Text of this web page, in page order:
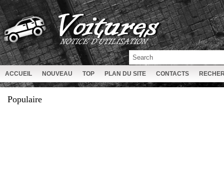
ACCUEIL NOUVEAU TOP PLAN DU SITE CONTACTS
Populaire